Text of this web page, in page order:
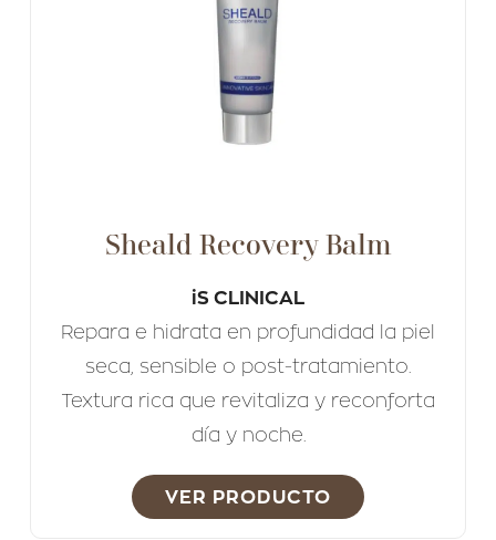
Sheald Recovery Balm
iS CLINICAL
Repara e hidrata en profundidad la piel
seca, sensible o post-tratamiento.
Textura rica que revitaliza y reconforta
día y noche.
VER PRODUCTO